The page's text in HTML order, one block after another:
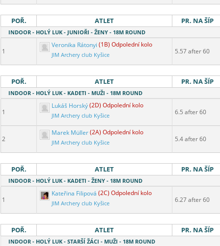
POŘ. ATLET PR. NA ŠÍP
INDOOR - HOLÝ LUK - JUNIOŘI - ŽENY - 18M ROUND
1
Veronika Rátonyi (1B) Odpolední kolo
JIM Archery club Kyšice 5.57 after 60
POŘ. ATLET PR. NA ŠÍP
INDOOR - HOLÝ LUK - KADETI - MUŽI - 18M ROUND
1
Lukáš Horský(2D) Odpolední kolo
JIM Archery club Kyšice 6.5 after 60
2
Marek Müller(2A) Odpolední kolo
JIM Archery club Kyšice 5.4 after 60
POŘ. ATLET PR. NA ŠÍP
INDOOR - HOLÝ LUK - KADETI - ŽENY - 18M ROUND
1
Kateřina Filipová (2C) Odpolední kolo
JIM Archery club Kyšice 6.27 after 60
POŘ. ATLET PR. NA ŠÍP
INDOOR - HOLÝ LUK - STARŠÍ ŽÁCI - MUŽI - 18M ROUND